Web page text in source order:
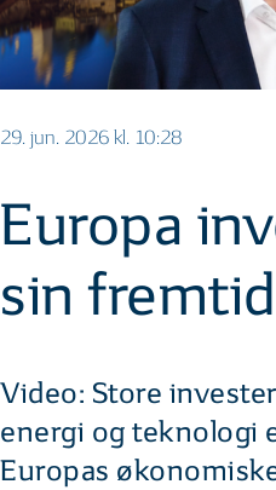
29. jun. 2026 kl. 10:28
Europa
sin fremtid
Video: Store
energi og teknologi
Europas